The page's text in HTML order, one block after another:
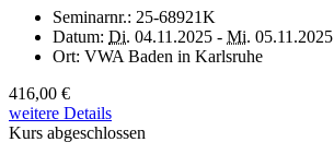
Seminarnr.: 25-68921K
Datum: Di. 04.11.2025 - Mi. 05.11.2025
Ort: VWA Baden in Karlsruhe
416,00 €
weitere Details
Kurs abgeschlossen